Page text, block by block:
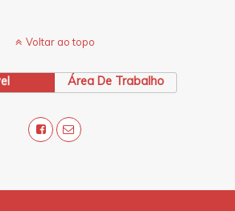
Voltar ao topo
Área De Trabalho